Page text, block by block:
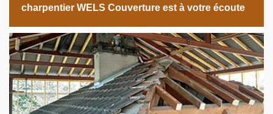
charpentier WELS Couverture est à votre écoute